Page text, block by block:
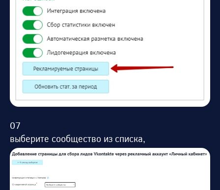
выберите сообщество из списка,